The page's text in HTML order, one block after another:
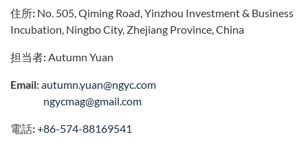
住所: No. 505, Qiming Road, Yinzhou Investment & Business
Incubation, Ningbo City, Zhejiang Province, China
担当者:Autumn Yuan
Email:autumn.yuan@ngyc.com
ngycmag@gmail.com
電話:+86-574-88169541